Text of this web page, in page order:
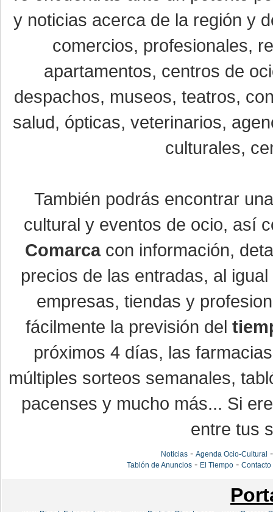
y noticias acerca de la región y
comercios, profesionales,
apartamentos, centros de
despachos, museos, teatros,
salud, ópticas, veterinarios,
culturales,
También podrás encontrar
cultural y eventos de ocio, así
Comarcacon información,
precios de las entradas, al
empresas, tiendas y
fácilmente la previsión del
próximos 4 días, las
múltiples sorteos semanales,
pacenses y mucho más... Si
entre tus
Noticias- Agenda Ocio-Cultural
Tablón de Anuncios- El Tiempo- Contacto